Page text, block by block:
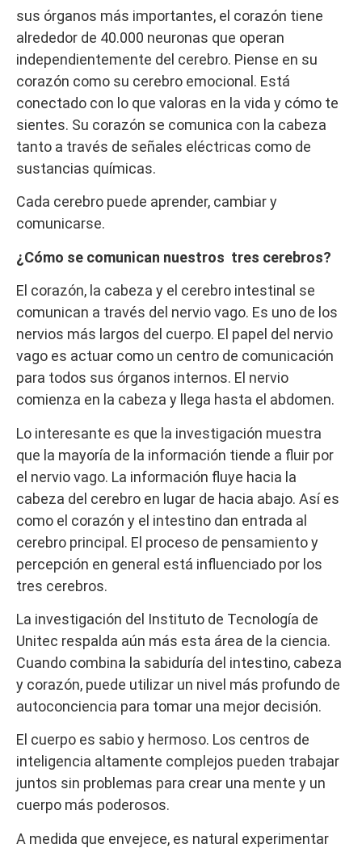
sus órganos más importantes, el corazón tiene
alrededor de 40.000 neuronas que operan
independientemente del cerebro. Piense en su
corazón como su cerebro emocional. Está
conectado con lo que valoras en la vida y cómo te
sientes. Su corazón se comunica con la cabeza
tanto a través de señales eléctricas como de
sustancias químicas.
Cada cerebro puede aprender, cambiar y
comunicarse.
¿Cómo se comunican nuestros tres cerebros?
El corazón, la cabeza y el cerebro intestinal se
comunican a través del nervio vago. Es uno de los
nervios más largos del cuerpo. El papel del nervio
vago es actuar como un centro de comunicación
para todos sus órganos internos. El nervio
comienza en la cabeza y llega hasta el abdomen.
Lo interesante es que la investigación muestra
que la mayoría de la información tiende a fluir por
el nervio vago. La información fluye hacia la
cabeza del cerebro en lugar de hacia abajo. Así es
como el corazón y el intestino dan entrada al
cerebro principal. El proceso de pensamiento y
percepción en general está influenciado por los
tres cerebros.
La investigación del Instituto de Tecnología de
Unitec respalda aún más esta área de la ciencia.
Cuando combina la sabiduría del intestino, cabeza
y corazón, puede utilizar un nivel más profundo de
autoconciencia para tomar una mejor decisión.
El cuerpo es sabio y hermoso. Los centros de
inteligencia altamente complejos pueden trabajar
juntos sin problemas para crear una mente y un
cuerpo más poderosos.
A medida que envejece, es natural experimentar